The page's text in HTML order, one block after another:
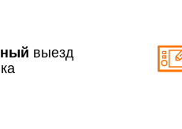
выезд